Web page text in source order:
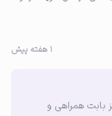
آن باشید.
1 هفته پیش
بابت همراهی و